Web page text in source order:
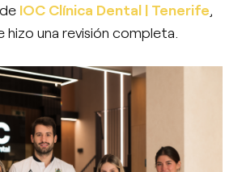
IOC Clínica Dental | Tenerife,
hizo una revisión completa.